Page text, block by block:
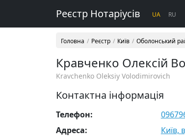
Реєстр Нотаріусів UA RU
Головна Реєстр Київ Оболонський
Кравченко Олексій
Kravchenko Oleksiy Volodimirovich
Контактна інформація
Телефон:
Адреса:
Київ,